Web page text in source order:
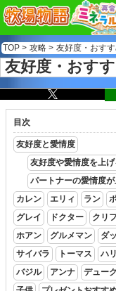
TOP > 攻略 > 友好度・おす
友好度・おす
目次
友好度と愛情度
友好度や愛情度を上げ
パートナーの愛情度
カレン
エリィ ラン
グレイ
ドクター クリフ
ホアン
グルメマン ダ
サイバラ
トーマス ハ
バジル
アンナ デューク